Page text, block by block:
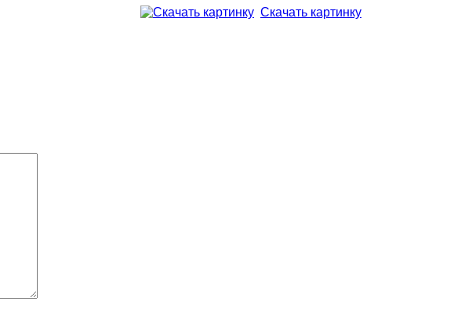
Скачать картинку